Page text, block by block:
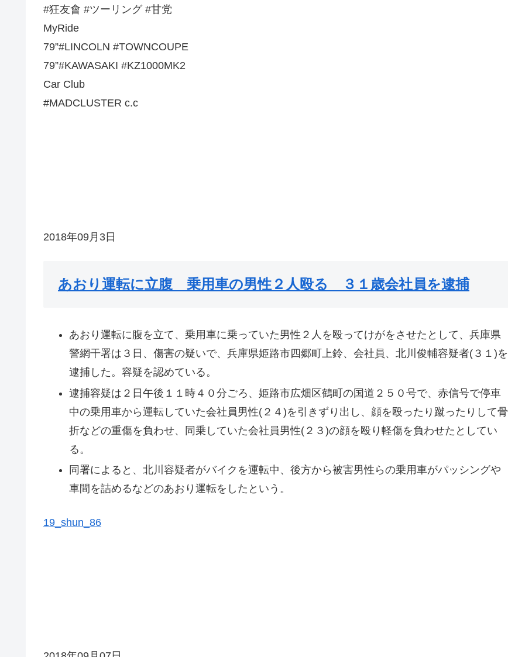
#狂友會 #ツーリング #甘党
MyRide
79”#LINCOLN #TOWNCOUPE
79”#KAWASAKI #KZ1000MK2
Car Club
#MADCLUSTER c.c
2018年09月3日
あおり運転に立腹 乗用車の男性２人殴る ３１歳会社員を逮捕
あおり運転に腹を立て、乗用車に乗っていた男性２人を殴ってけがをさせたとして、兵庫県
警網干署は３日、傷害の疑いで、兵庫県姫路市四郷町上鈴、会社員、北川俊輔容疑者(３１)を
逮捕した。容疑を認めている。
逮捕容疑は２日午後１１時４０分ごろ、姫路市広畑区鶴町の国道２５０号で、赤信号で停車
中の乗用車から運転していた会社員男性(２４)を引きずり出し、顔を殴ったり蹴ったりして骨
折などの重傷を負わせ、同乗していた会社員男性(２３)の顔を殴り軽傷を負わせたとしてい
る。
同署によると、北川容疑者がバイクを運転中、後方から被害男性らの乗用車がパッシングや
車間を詰めるなどのあおり運転をしたという。
19_shun_86